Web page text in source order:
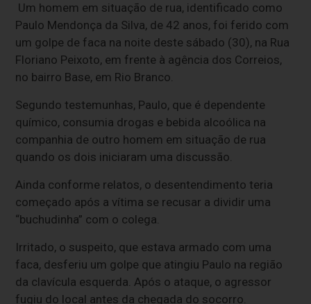
Um homem em situação de rua, identificado como
Paulo Mendonça da Silva, de 42 anos, foi ferido com
um golpe de faca na noite deste sábado (30), na Rua
Floriano Peixoto, em frente à agência dos Correios,
no bairro Base, em Rio Branco.
Segundo testemunhas, Paulo, que é dependente
químico, consumia drogas e bebida alcoólica na
companhia de outro homem em situação de rua
quando os dois iniciaram uma discussão.
Ainda conforme relatos, o desentendimento teria
começado após a vítima se recusar a dividir uma
“buchudinha” com o colega.
Irritado, o suspeito, que estava armado com uma
faca, desferiu um golpe que atingiu Paulo na região
da clavícula esquerda. Após o ataque, o agressor
fugiu do local antes da chegada do socorro.